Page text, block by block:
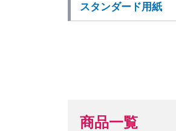
スタンダード用紙
商品一覧